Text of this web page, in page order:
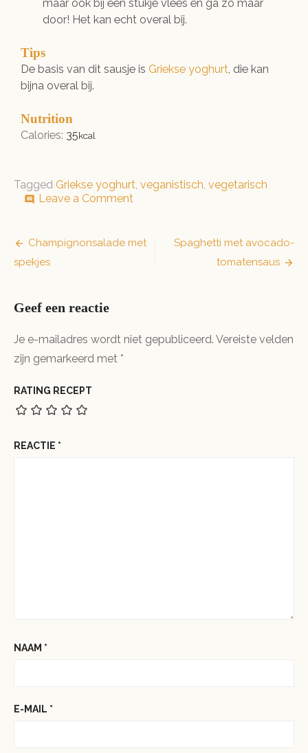
maar ook bij een stukje vlees en ga zo maar
door! Het kan echt overal bij.
Tips
De basis van dit sausje is Griekse yoghurt, die kan
bijna overal bij.
Nutrition
Calories: 35kcal
Tagged Griekse yoghurt, veganistisch, vegetarisch
comment Leave a Comment
Bericht
navigatie
Champignonsalade met
spekjes
Spaghetti met avocado-
tomatensaus
Geef een reactie
Je e-mailadres wordt niet gepubliceerd. Vereiste velden
zijn gemarkeerd met *
RATING RECEPT
REACTIE *
NAAM *
E-MAIL *